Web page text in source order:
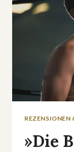
REZENSIONEN
»Die